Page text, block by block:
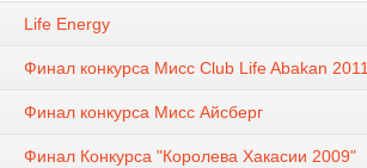
Life Energy
Финал конкурса Мисс Club Life Abakan 2011
Финал конкурса Мисс Айсберг
Финал Конкурса "Королева Хакасии 2009"